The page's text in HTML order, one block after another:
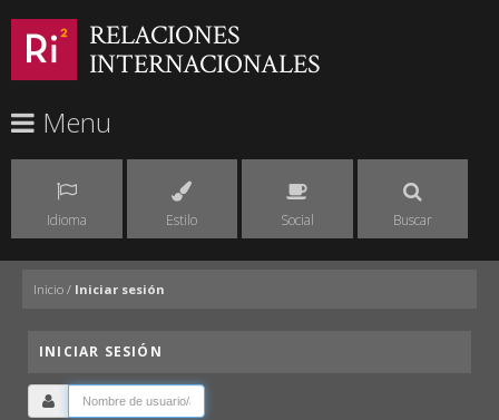
RELACIONES
INTERNACIONALES
Menu
Idioma Estilo Social Buscar
Inicio / Iniciar sesión
INICIAR SESIÓN